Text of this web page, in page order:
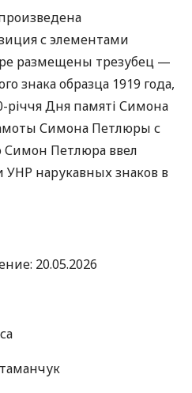
с элементами
размещены трезубец —
знака образца 1919 года,
Дня памяті Симона
Симона Петлюры с
Петлюра ввел
нарукавных знаков в
20.05.2026